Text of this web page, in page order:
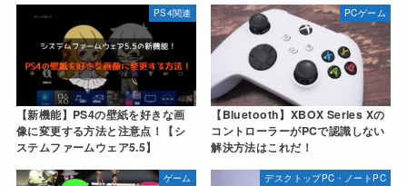
PS4関連
【新機能】PS4の壁紙を好きな画
像に変更する方法と注意点！【シ
ステムファームウェア5.5】
PCゲーム
【Bluetooth】XBOX Series Xの
コントローラーがPCで認識しない
解決方法はこれだ！
ゲーム デスクトップPC・ノートPC